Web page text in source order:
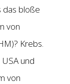
das bloße
von
Krebs.
und
von